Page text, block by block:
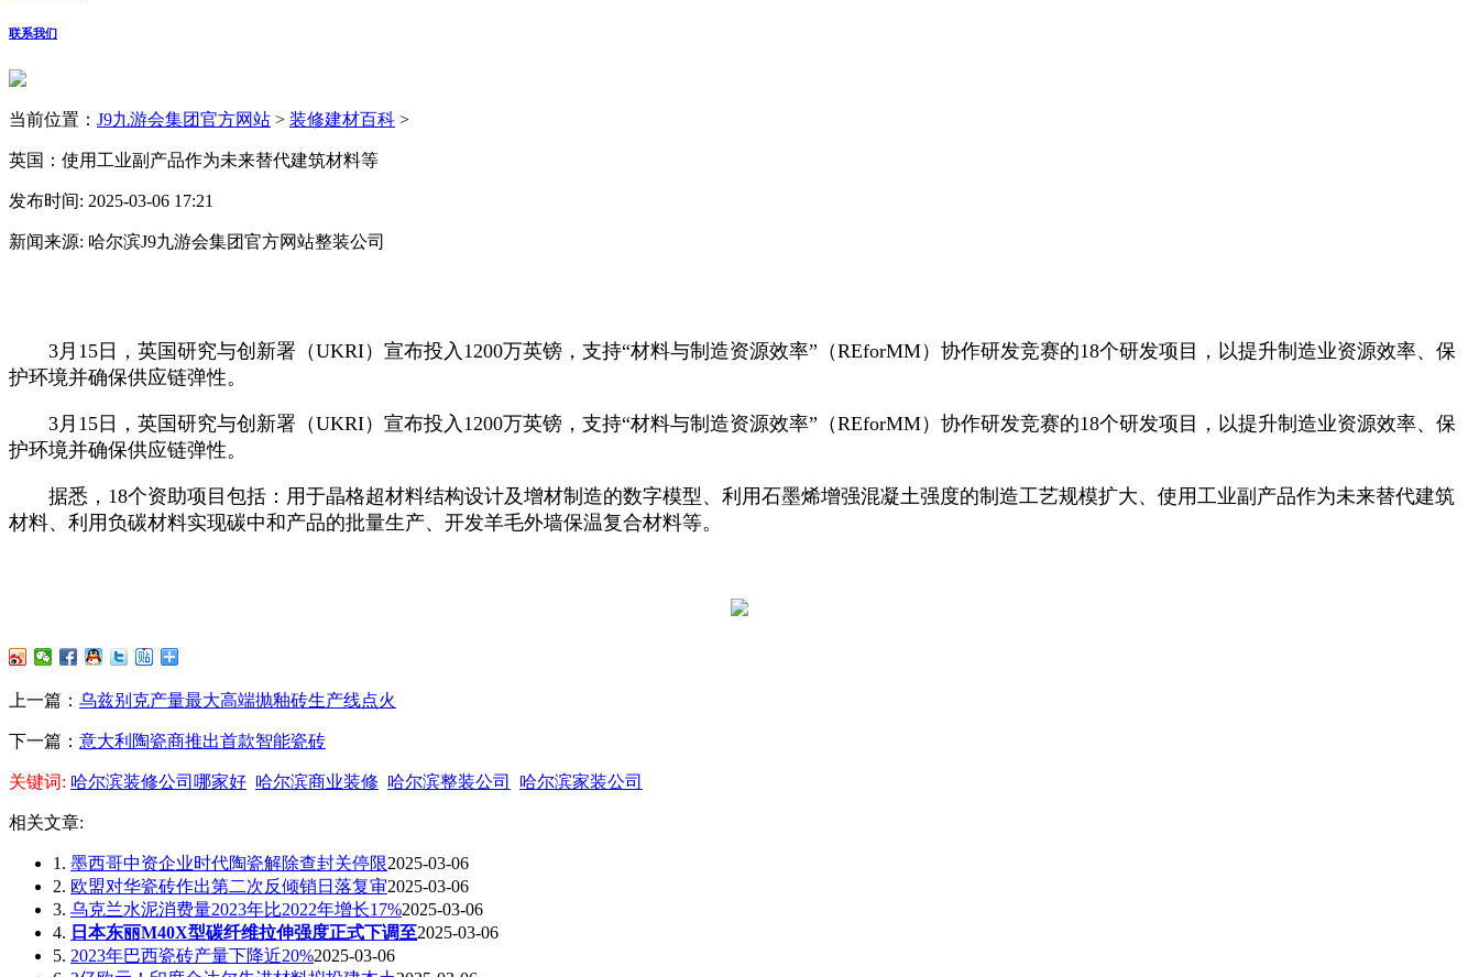
联系我们
当前位置： J9九游会集团官方网站 > 装修建材百科 >
英国：使用工业副产品作为未来替代建筑材料等
发布时间: 2025-03-06 17:21
新闻来源: 哈尔滨J9九游会集团官方网站整装公司
3月15日，英国研究与创新署（UKRI）宣布投入1200万英镑，支持“材料与制造资源效率”（REforMM）协作研发竞赛的18个研发项目，以提升制造业资源效率、保
护环境并确保供应链弹性。
3月15日，英国研究与创新署（UKRI）宣布投入1200万英镑，支持“材料与制造资源效率”（REforMM）协作研发竞赛的18个研发项目，以提升制造业资源效率、保
护环境并确保供应链弹性。
据悉，18个资助项目包括：用于晶格超材料结构设计及增材制造的数字模型、利用石墨烯增强混凝土强度的制造工艺规模扩大、使用工业副产品作为未来替代建筑
材料、利用负碳材料实现碳中和产品的批量生产、开发羊毛外墙保温复合材料等。
上一篇： 乌兹别克产量最大高端抛釉砖生产线点火
下一篇： 意大利陶瓷商推出首款智能瓷砖
关键词: 哈尔滨装修公司哪家好 哈尔滨商业装修 哈尔滨整装公司 哈尔滨家装公司
相关文章:
1. 墨西哥中资企业时代陶瓷解除查封关停限2025-03-06
2. 欧盟对华瓷砖作出第二次反倾销日落复审2025-03-06
3. 乌克兰水泥消费量2023年比2022年增长17%2025-03-06
4. 日本东丽M40X型碳纤维拉伸强度正式下调至2025-03-06
5. 2023年巴西瓷砖产量下降近20%2025-03-06